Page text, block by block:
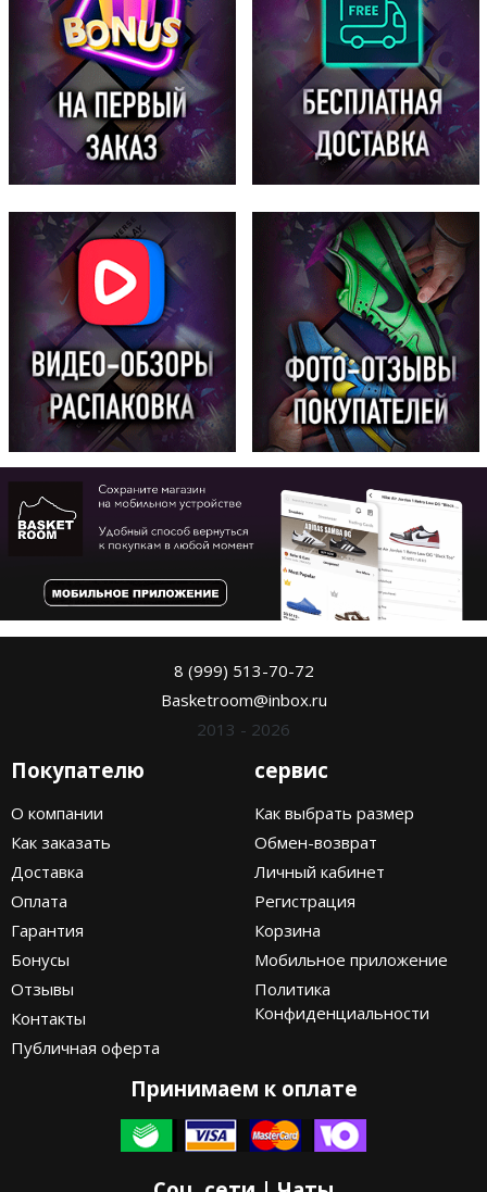
8 (999) 513-70-72
Basketroom@inbox.ru
2013 - 2026
Покупателю
О компании
Как заказать
Доставка
Оплата
Гарантия
Бонусы
Отзывы
Контакты
Публичная оферта
сервис
Как выбрать размер
Обмен-возврат
Личный кабинет
Регистрация
Корзина
Мобильное приложение
Политика
Конфиденциальности
Принимаем к оплате